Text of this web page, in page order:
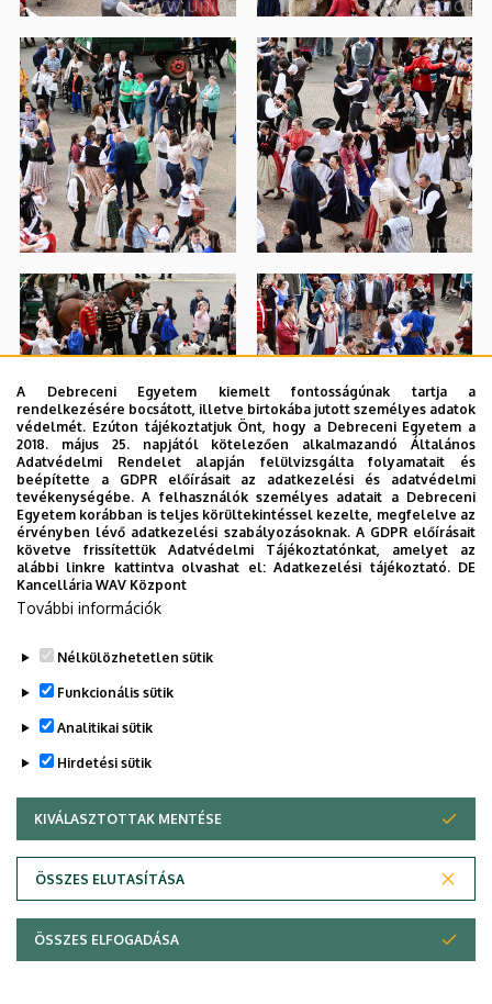
A Debreceni Egyetem kiemelt fontosságúnak tartja a
rendelkezésére bocsátott, illetve birtokába jutott személyes adatok
védelmét. Ezúton tájékoztatjuk Önt, hogy a Debreceni Egyetem a
2018. május 25. napjától kötelezően alkalmazandó Általános
Adatvédelmi Rendelet alapján felülvizsgálta folyamatait és
beépítette a GDPR előírásait az adatkezelési és adatvédelmi
tevékenységébe. A felhasználók személyes adatait a Debreceni
Egyetem korábban is teljes körültekintéssel kezelte, megfelelve az
érvényben lévő adatkezelési szabályozásoknak. A GDPR előírásait
követve frissítettük Adatvédelmi Tájékoztatónkat, amelyet az
alábbi linkre kattintva olvashat el:Adatkezelési tájékoztató. DE
Kancellária WAV Központ
További információk
Nélkülözhetetlen sütik
Funkcionális sütik
Analitikai sütik
Hirdetési sütik
KIVÁLASZTOTTAK MENTÉSE
ÖSSZES ELUTASÍTÁSA
WITHDRAW CONSENT
ÖSSZES ELFOGADÁSA